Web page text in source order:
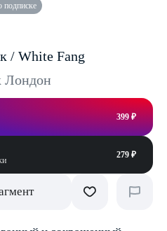
подписке
/ White Fang
Лондон
399 ₽
279 ₽